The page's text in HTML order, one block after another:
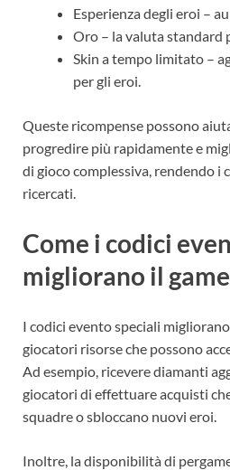
Esperienza degli eroi –
Oro – la valuta standard
Skin a tempo limitato –
per gli eroi.
Queste ricompense possono
progredire più rapidamente e
di gioco complessiva, rendendo i
ricercati.
Come i codici
migliorano il
I codici evento speciali
giocatori risorse che possono
Ad esempio, ricevere diamanti
giocatori di effettuare acquisti
squadre o sbloccano nuovi eroi.
Inoltre, la disponibilità di